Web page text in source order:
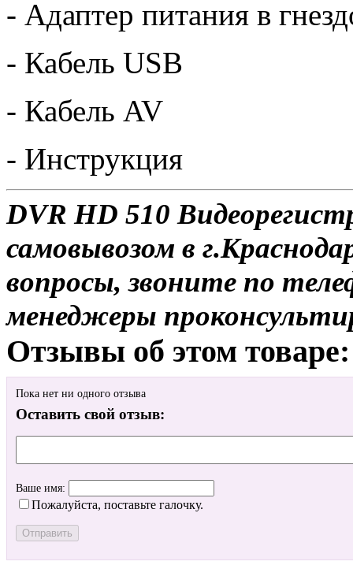
- Адаптер питания в
- Кабель USB
- Кабель AV
- Инструкция
DVR HD 510
самовывозом в
вопросы, звоните по
менеджеры
Отзывы об этом товаре:
Пока нет ни одного отзыва
Оставить свой отзыв:
Ваше имя:
Пожалуйста, поставьте галочку.